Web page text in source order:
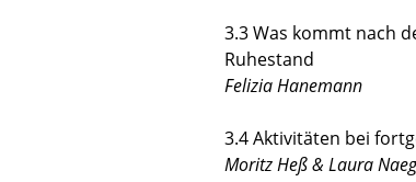
3.3 Was kommt nach
Ruhestand
Felizia Hanemann
3.4 Aktivitäten bei
Moritz Heß & Laura